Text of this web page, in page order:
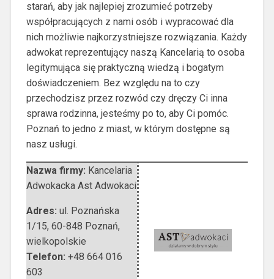
starań, aby jak najlepiej zrozumieć potrzeby
współpracujących z nami osób i wypracować dla
nich możliwie najkorzystniejsze rozwiązania. Każdy
adwokat reprezentujący naszą Kancelarią to osoba
legitymująca się praktyczną wiedzą i bogatym
doświadczeniem. Bez względu na to czy
przechodzisz przez rozwód czy dręczy Ci inna
sprawa rodzinna, jesteśmy po to, aby Ci pomóc.
Poznań to jedno z miast, w którym dostępne są
nasz usługi.
Nazwa firmy: Kancelaria
Adwokacka Ast Adwokaci
Adres: ul. Poznańska
1/15, 60-848 Poznań,
wielkopolskie
Telefon: +48 664 016
603